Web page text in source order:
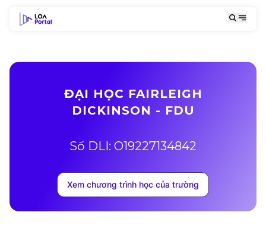
ĐẠI HỌC FAIRLEIGH
DICKINSON - FDU
Số DLI: O19227134842
Xem chương trình học của trường